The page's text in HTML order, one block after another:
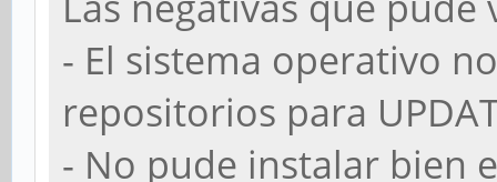
- El sistema operativo
repositorios para
- No pude instalar bien